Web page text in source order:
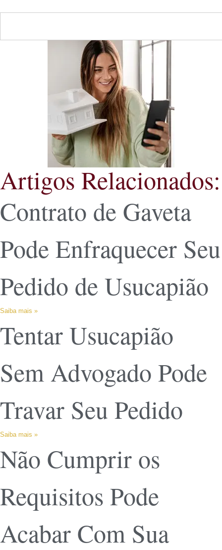
Artigos Relacionados:
Contrato de Gaveta
Pode Enfraquecer Seu
Pedido de Usucapião
Saiba mais »
Tentar Usucapião
Sem Advogado Pode
Travar Seu Pedido
Saiba mais »
Não Cumprir os
Requisitos Pode
Acabar Com Sua